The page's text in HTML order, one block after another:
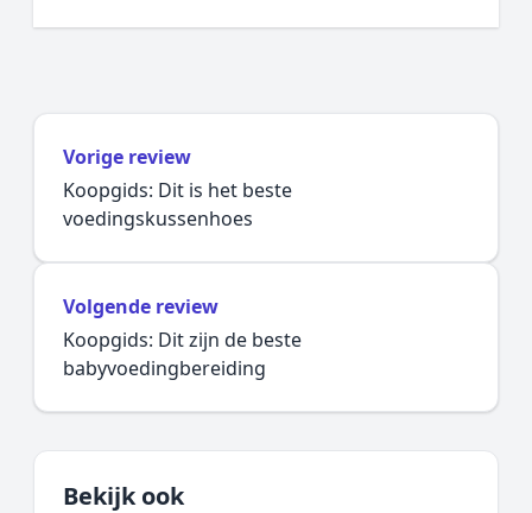
Vorige review
Koopgids: Dit is het beste
voedingskussenhoes
Volgende review
Koopgids: Dit zijn de beste
babyvoedingbereiding
Bekijk ook